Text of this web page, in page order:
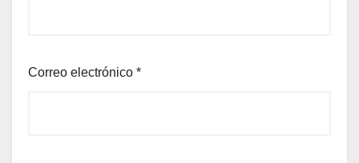
Correo electrónico *